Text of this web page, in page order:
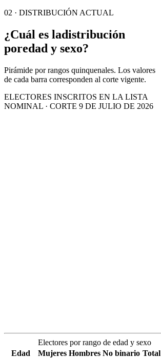
02 · DISTRIBUCIÓN ACTUAL
¿Cuál es ladistribución
poredad y sexo?
Pirámide por rangos quinquenales. Los valores
de cada barra corresponden al corte vigente.
ELECTORES INSCRITOS EN LA LISTA
NOMINAL · CORTE 9 DE JULIO DE 2026
Electores por rango de edad y sexo
Edad
Mujeres Hombres No binario Total